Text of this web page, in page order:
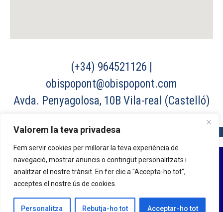
Valorem la teva privadesa
Fem servir cookies per millorar la teva experiència de
navegació, mostrar anuncis o contingut personalitzats i
analitzar el nostre trànsit. En fer clic a "Accepta-ho tot",
acceptes el nostre ús de cookies.
Personalitza Rebutja-ho tot Acceptar-ho tot
(+34) 964521126 |
obispopont@obispopont.com
Avda. Penyagolosa, 10B Vila-real (Castelló)